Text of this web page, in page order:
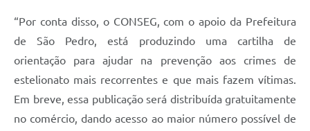
“Por conta disso, o CONSEG, com o apoio da Prefeitura
de São Pedro, está produzindo uma cartilha de
orientação para ajudar na prevenção aos crimes de
estelionato mais recorrentes e que mais fazem vítimas.
Em breve, essa publicação será distribuída gratuitamente
no comércio, dando acesso ao maior número possível de